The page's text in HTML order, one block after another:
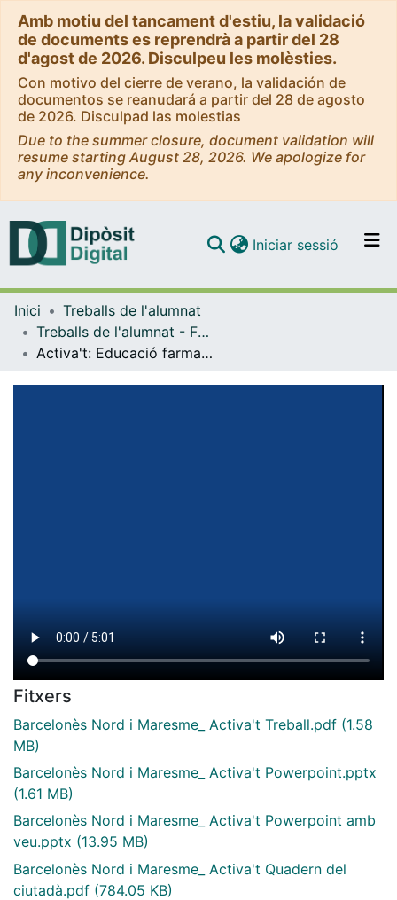
Amb motiu del tancament d'estiu, la validació
de documents es reprendrà a partir del 28
d'agost de 2026. Disculpeu les molèsties.
Con motivo del cierre de verano, la validación de
documentos se reanudará a partir del 28 de agosto
de 2026. Disculpad las molestias
Due to the summer closure, document validation will
resume starting August 28, 2026. We apologize for
any inconvenience.
Navega per tot el DD
Contacte
Iniciar sessió (current)
Inici
Treballs de l'alumnat
Treballs de l'alumnat - Facultat de Farmàcia - Educació Farmacèutica als ciutadans (Estades en pràctiques Tutelades)
Activa't: Educació farmacèutica en l'activitat física. Adreçada als joves adolescents
Fitxers
Barcelonès Nord i Maresme_ Activa't Treball.pdf (1.58
MB)
Barcelonès Nord i Maresme_ Activa't Powerpoint.pptx
(1.61 MB)
Barcelonès Nord i Maresme_ Activa't Powerpoint amb
veu.pptx (13.95 MB)
Barcelonès Nord i Maresme_ Activa't Quadern del
ciutadà.pdf (784.05 KB)